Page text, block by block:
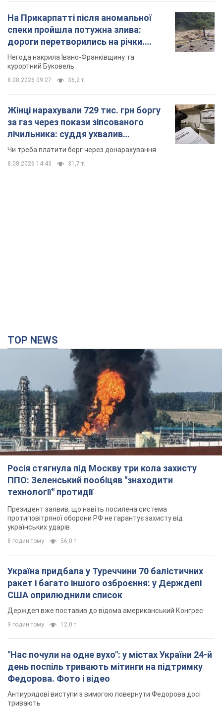
На Прикарпатті після аномальної
спеки пройшла потужна злива:
дороги перетворились на річки.
Відео
Негода накрила Івано-Франківщину та
курортний Буковель
8.08.2026 09:27 36,2 т.
Жінці нарахували 729 тис. грн боргу
за газ через покази зіпсованого
лічильника: суддя ухвалив
неочікуване рішення
Чи треба платити борг через донарахування
8.08.2026 14:43 31,7 т.
TOP NEWS
Росія стягнула під Москву три кола захисту
ППО: Зеленський пообіцяв "знаходити
технології" протидії
Президент заявив, що навіть посилена система
протиповітряної оборони РФ не гарантує захисту від
українських ударів
8 годин тому 56,0 т.
Україна придбала у Туреччини 70 балістичних
ракет і багато іншого озброєння: у Держдепі
США оприлюднили список
Держдеп вже поставив до відома американський Конгрес
9 годин тому 12,0 т.
"Нас почули на одне вухо": у містах України 24-й
день поспіль тривають мітинги на підтримку
Федорова. Фото і відео
Антиурядові виступи з вимогою повернути Федорова досі
тривають